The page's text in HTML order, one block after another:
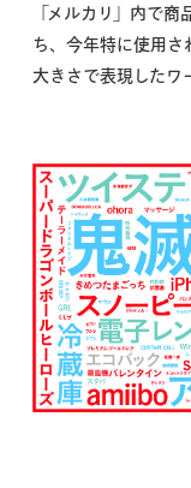
「メルカリ」内で
ち、今年特に使用
大きさで表現したワ